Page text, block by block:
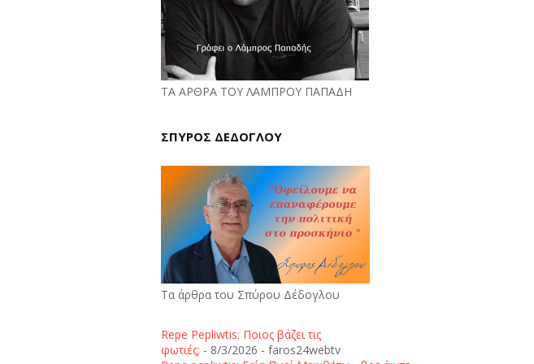
ΤΑ ΑΡΘΡΑ ΤΟΥ ΛΑΜΠΡΟΥ ΠΑΠΑΔΗ
ΣΠΥΡΟΣ ΔΕΔΟΓΛΟΥ
Τα άρθρα του Σπύρου Δέδογλου
Repe Pepliwtis: Ποιος βάζει τις
φωτιές; - 8/3/2026 - faros24webtv